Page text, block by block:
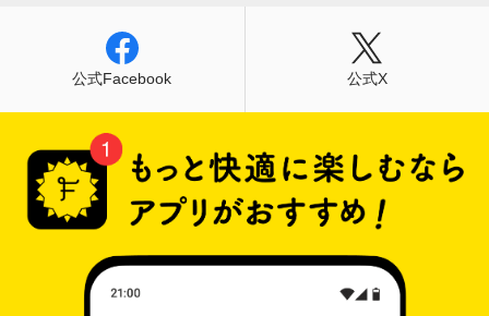
公式Facebook 公式X